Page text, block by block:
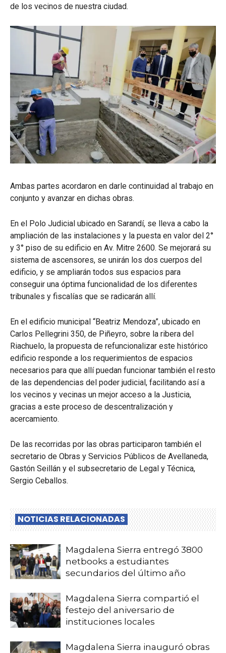
de los vecinos de nuestra ciudad.
Ambas partes acordaron en darle continuidad al trabajo en
conjunto y avanzar en dichas obras.
En el Polo Judicial ubicado en Sarandí, se lleva a cabo la
ampliación de las instalaciones y la puesta en valor del 2°
y 3° piso de su edificio en Av. Mitre 2600. Se mejorará su
sistema de ascensores, se unirán los dos cuerpos del
edificio, y se ampliarán todos sus espacios para
conseguir una óptima funcionalidad de los diferentes
tribunales y fiscalías que se radicarán allí.
En el edificio municipal “Beatriz Mendoza”, ubicado en
Carlos Pellegrini 350, de Piñeyro, sobre la ribera del
Riachuelo, la propuesta de refuncionalizar este histórico
edificio responde a los requerimientos de espacios
necesarios para que allí puedan funcionar también el resto
de las dependencias del poder judicial, facilitando así a
los vecinos y vecinas un mejor acceso a la Justicia,
gracias a este proceso de descentralización y
acercamiento.
De las recorridas por las obras participaron también el
secretario de Obras y Servicios Públicos de Avellaneda,
Gastón Seillán y el subsecretario de Legal y Técnica,
Sergio Ceballos.
NOTICIAS RELACIONADAS
Magdalena Sierra entregó 3800
netbooks a estudiantes
secundarios del último año
Magdalena Sierra compartió el
festejo del aniversario de
instituciones locales
Magdalena Sierra inauguró obras